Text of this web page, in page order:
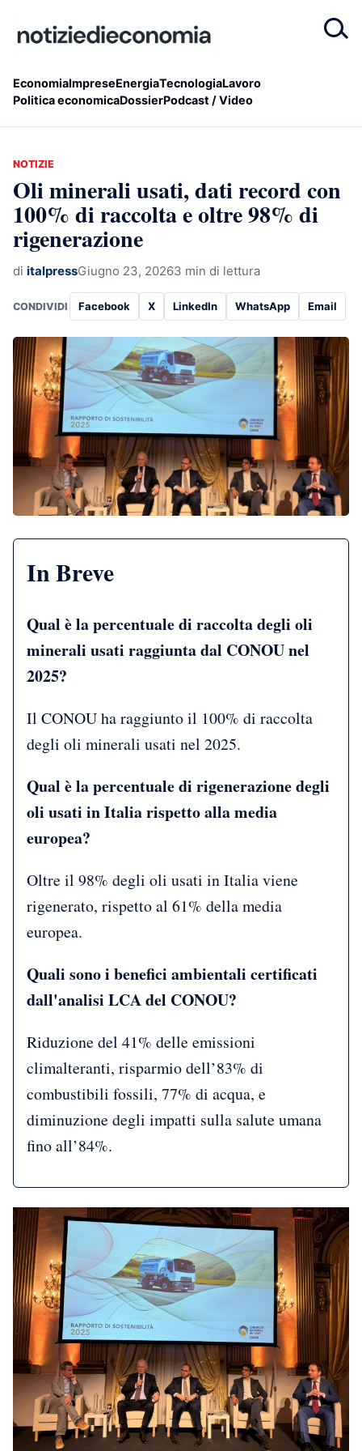
EconomiaImpreseEnergiaTecnologiaLavoro
Politica economicaDossierPodcast / Video
NOTIZIE
Oli minerali usati, dati record con
100% di raccolta e oltre 98% di
rigenerazione
di italpressGiugno 23, 20263 min di lettura
CONDIVIDI Facebook X LinkedIn WhatsApp Email
In Breve
Qual è la percentuale di raccolta degli oli
minerali usati raggiunta dal CONOU nel
2025?
Il CONOU ha raggiunto il 100% di raccolta
degli oli minerali usati nel 2025.
Qual è la percentuale di rigenerazione degli
oli usati in Italia rispetto alla media
europea?
Oltre il 98% degli oli usati in Italia viene
rigenerato, rispetto al 61% della media
europea.
Quali sono i benefici ambientali certificati
dall'analisi LCA del CONOU?
Riduzione del 41% delle emissioni
climalteranti, risparmio dell’83% di
combustibili fossili, 77% di acqua, e
diminuzione degli impatti sulla salute umana
fino all’84%.